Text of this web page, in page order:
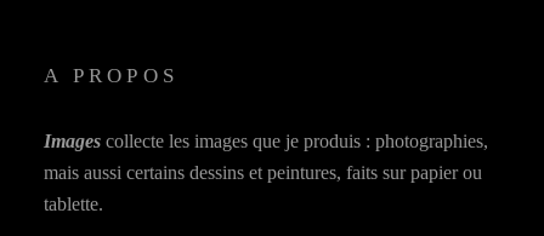
A PROPOS
Images collecte les images que je produis : photographies,
mais aussi certains dessins et peintures, faits sur papier ou
tablette.